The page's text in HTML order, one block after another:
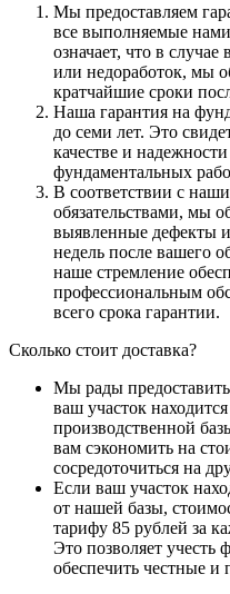
Мы предоставляем
все выполняемые
означает, что в
или недоработок, мы
кратчайшие сроки
Наша гарантия на
до семи лет. Это
качестве и
фундаментальных
В соответствии с
обязательствами, мы
выявленные дефекты
недель после вашего
наше стремление
профессиональным
всего срока гарантии.
Сколько стоит доставка?
Мы рады
ваш участок
производственной
вам сэкономить на
сосредоточиться на
Если ваш участок
от нашей базы,
тарифу 85 рублей за
Это позволяет учесть
обеспечить честные и